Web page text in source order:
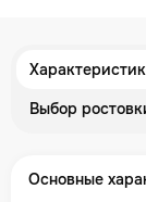
Выбор
Основные